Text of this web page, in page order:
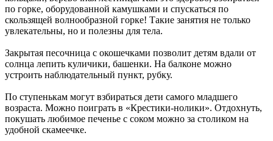
по горке, оборудованной камушками и спускаться по
скользящей волнообразной горке! Такие занятия не только
увлекательны, но и полезны для тела.
Закрытая песочница с окошечками позволит детям вдали от
солнца лепить куличики, башенки. На балконе можно
устроить наблюдательный пункт, рубку.
По ступенькам могут взбираться дети самого младшего
возраста. Можно поиграть в «Крестики-нолики». Отдохнуть,
покушать любимое печенье с соком можно за столиком на
удобной скамеечке.